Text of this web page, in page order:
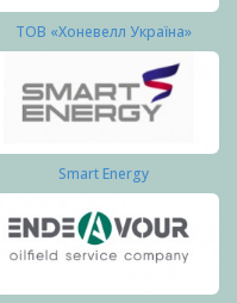
ТОВ «Хоневелл Україна»
Smart Energy